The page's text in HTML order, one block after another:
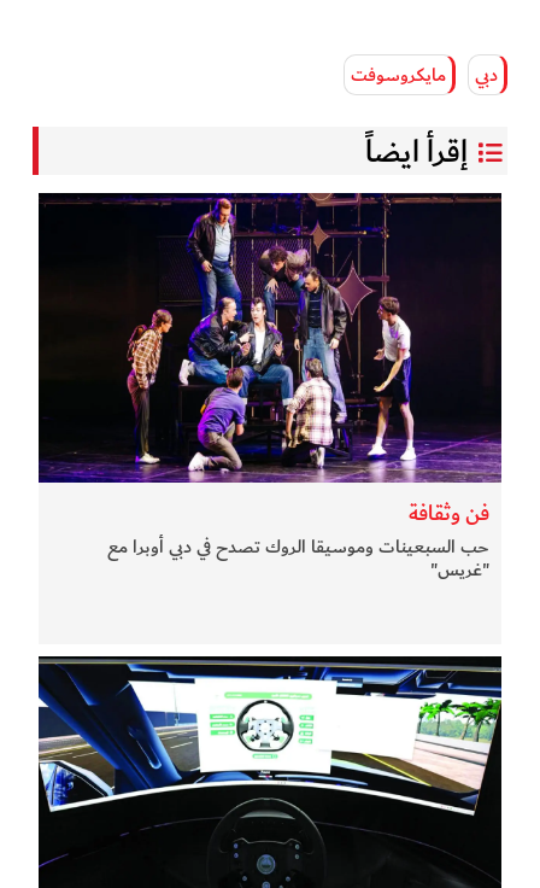
دبي مايكروسوفت
إقرأ ايضاً
فن وثقافة
حب السبعينات وموسيقا الروك تصدح في دبي أوبرا مع
"غريس"